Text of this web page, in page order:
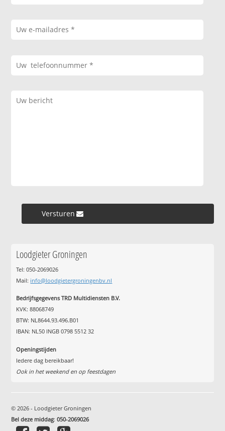
Versturen »
Loodgieter Groningen
Tel: 050-2069026
Mail: info@loodgietergroningenbv.nl
Bedrijfsgegevens TRD Multidiensten B.V.
KVK: 88068749
BTW: NL8644.93.496.B01
IBAN: NL50 INGB 0798 5512 32
Openingstijden
Iedere dag bereikbaar!
Ook in het weekend en op feestdagen
© 2026 - Loodgieter Groningen
Bel deze middag:050-2069026